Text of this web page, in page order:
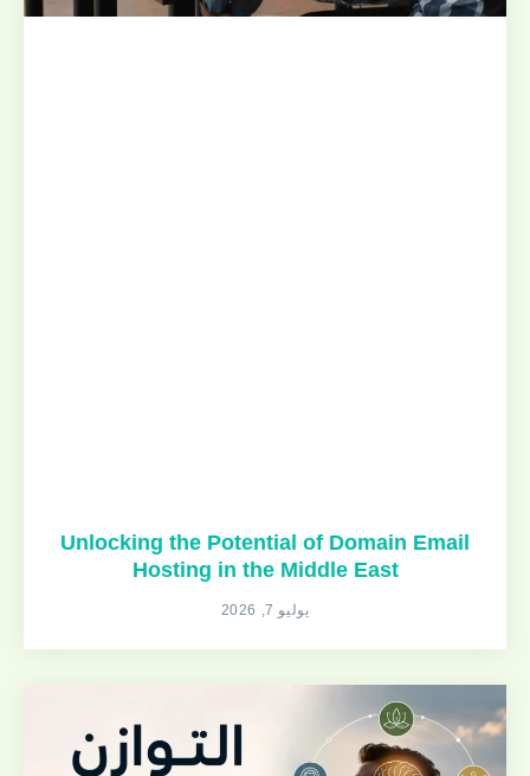
Unlocking the Potential of Domain Email
Hosting in the Middle East
يوليو 7, 2026